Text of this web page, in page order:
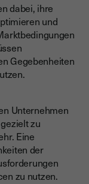
dabei, ihre
und
Gegebenheiten
Unternehmen
zu
Eine
der
zu nutzen.